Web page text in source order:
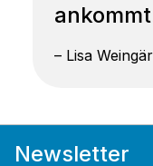
– Lisa
Newsletter